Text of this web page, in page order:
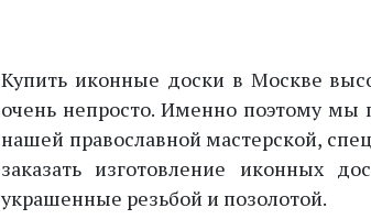
Купить иконные доски в Москве
очень непросто. Именно поэтому мы
нашей православной мастерской,
заказать изготовление иконных
украшенные резьбой и позолотой.